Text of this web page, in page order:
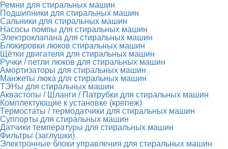
Ремни для стиральных машин
Подшипники для стиральных машин
Сальники для стиральных машин
Насосы помпы для стиральных машин
Электроклапана для стиральных машин
Блокировки люков стиральных машин
Щётки двигателя для стиральных машин
Ручки / петли люков для стиральных машин
Амортизаторы для стиральных машин
Манжеты люка для стиральных машин
ТЭНы для стиральных машин
Аквастопы / Шланги / Патрубки для стиральных машин
Комплектующие к установке (крепеж)
Термостаты / термодатчики для стиральных машин
Суппорты для стиральных машин
Датчики температуры для стиральных машин
Фильтры (заглушки)
Электронные блоки управления для стиральных машин